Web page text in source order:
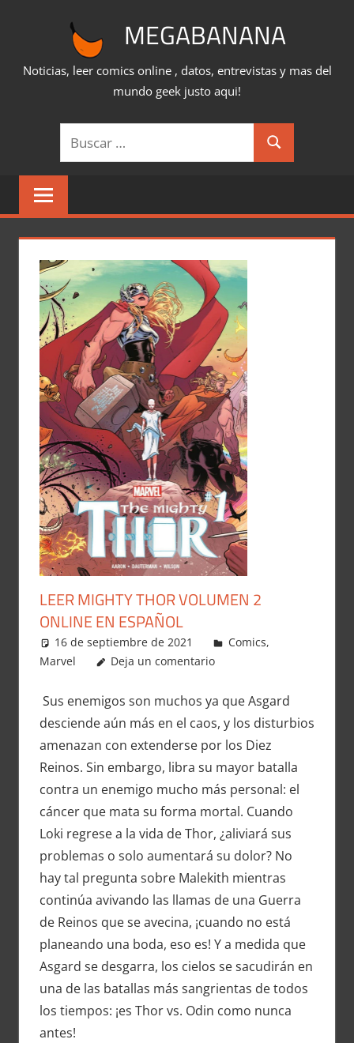
MEGABANANA
Noticias, leer comics online , datos, entrevistas y mas del
mundo geek justo aqui!
Buscar:
Buscar
LEER MIGHTY THOR VOLUMEN 2
ONLINE EN ESPAÑOL
16 de septiembre de 2021 Carlitox Banana
Comics,
Marvel
Deja un comentario
Sus enemigos son muchos ya que Asgard
desciende aún más en el caos, y los disturbios
amenazan con extenderse por los Diez
Reinos. Sin embargo, libra su mayor batalla
contra un enemigo mucho más personal: el
cáncer que mata su forma mortal. Cuando
Loki regrese a la vida de Thor, ¿aliviará sus
problemas o solo aumentará su dolor? No
hay tal pregunta sobre Malekith mientras
continúa avivando las llamas de una Guerra
de Reinos que se avecina, ¡cuando no está
planeando una boda, eso es! Y a medida que
Asgard se desgarra, los cielos se sacudirán en
una de las batallas más sangrientas de todos
los tiempos: ¡es Thor vs. Odin como nunca
antes!